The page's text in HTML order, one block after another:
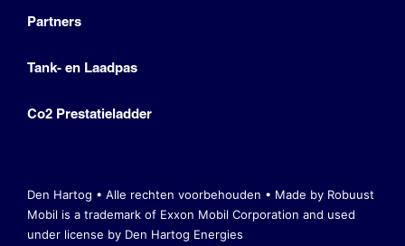
Partners
Tank- en Laadpas
Co2 Prestatieladder
Den Hartog • Alle rechten voorbehouden • Made by Robuust
Mobil is a trademark of Exxon Mobil Corporation and used
under license by Den Hartog Energies